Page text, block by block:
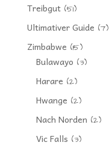
Treibgut(51)
Ultimativer Guide (7)
Zimbabwe (15)
Bulawayo (3)
Harare (2)
Hwange (2)
Nach Norden (2)
Vic Falls (3)